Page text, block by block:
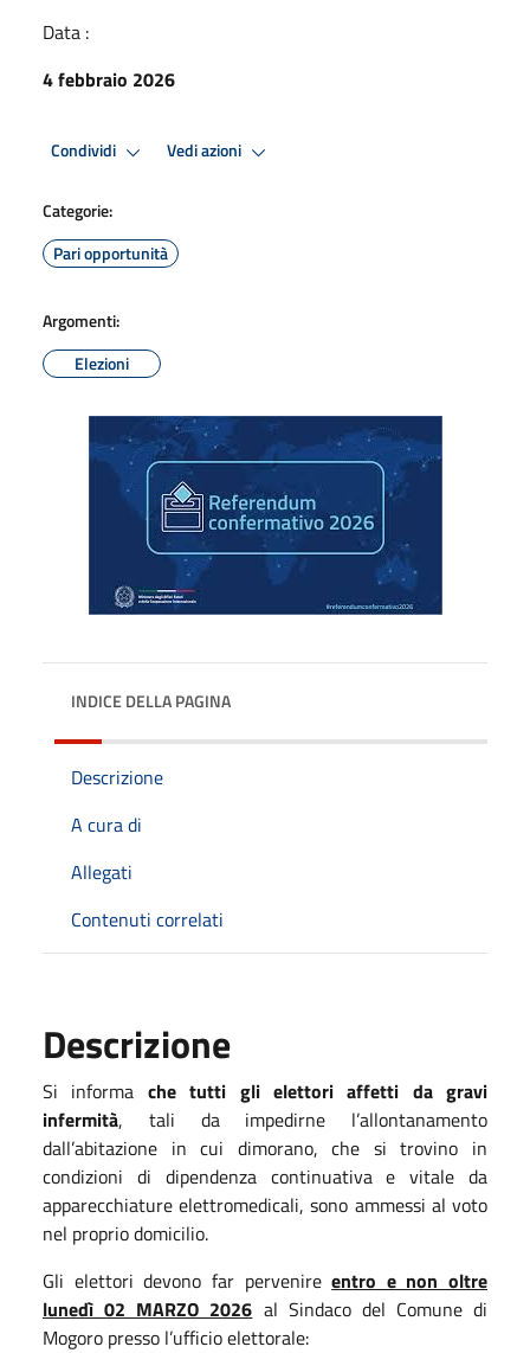
Data :
4 febbraio 2026
Condividi Vedi azioni
Categorie:
Pari opportunità
Argomenti:
Elezioni
INDICE DELLA PAGINA
Descrizione
A cura di
Allegati
Contenuti correlati
Descrizione
Si informa che tutti gli elettori affetti da gravi
infermità, tali da impedirne l’allontanamento
dall’abitazione in cui dimorano, che si trovino in
condizioni di dipendenza continuativa e vitale da
apparecchiature elettromedicali, sono ammessi al voto
nel proprio domicilio.
Gli elettori devono far pervenireentro e non oltre
lunedì 02 MARZO 2026 al Sindaco del Comune di
Mogoro presso l’ufficio elettorale: